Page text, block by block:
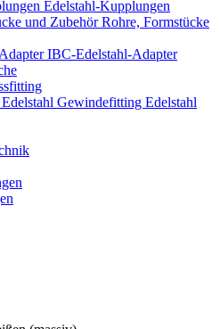
Edelstahl-Kupplungen
Rohre, Formstücke
IBC-Edelstahl-Adapter
Gewindefitting Edelstahl